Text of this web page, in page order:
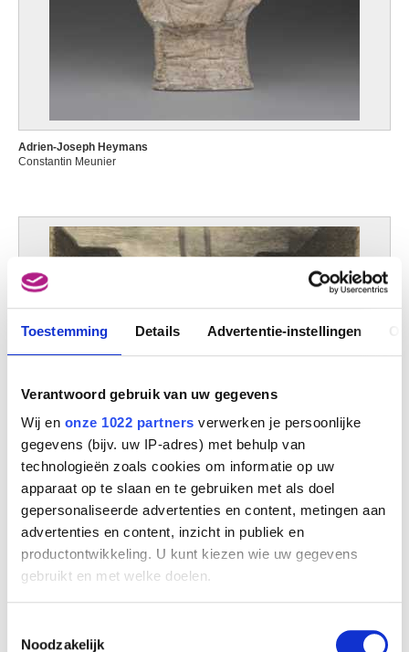
Toestemming Details Advertentie-instellingen
Verantwoord gebruik van uw gegevens
Wij en onze 1022 partners verwerken je persoonlijke
gegevens (bijv. uw IP-adres) met behulp van
technologieën zoals cookies om informatie op uw
apparaat op te slaan en te gebruiken met als doel
gepersonaliseerde advertenties en content, metingen aan
advertenties en content, inzicht in publiek en
productontwikkeling. U kunt kiezen wie uw gegevens
gebruikt en met welke doelen.
Informatie verzamelen over uw geografische
Noodzakelijk
Adrien-Joseph Heymans
Constantin Meunier